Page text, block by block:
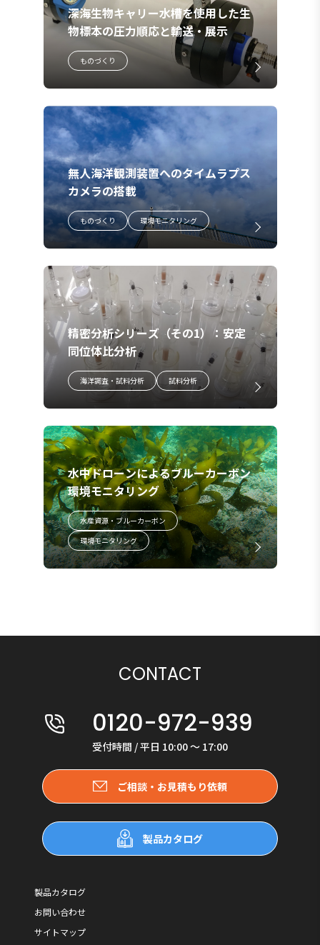
深海生物キャリー水槽を使用した生
物標本の圧力順応と輸送・展示
ものづくり
無人海洋観測装置へのタイムラプス
カメラの搭載
ものづくり 環境モニタリング
精密分析シリーズ（その1）：安定
同位体比分析
海洋調査・試料分析 試料分析
水中ドローンによるブルーカーボン
環境モニタリング
水産資源・ブルーカーボン
環境モニタリング
CONTACT
0120-972-939
受付時間 / 平日 10:00 〜 17:00
ご相談・お見積もり依頼
製品カタログ
製品カタログ
お問い合わせ
サイトマップ